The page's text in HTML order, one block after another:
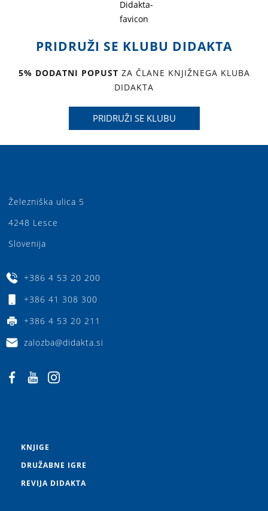
PRIDRUŽI SE KLUBU DIDAKTA
5% DODATNI POPUST ZA ČLANE KNJIŽNEGA KLUBA
DIDAKTA
PRIDRUŽI SE KLUBU
Železniška ulica 5
4248 Lesce
Slovenija
+386 4 53 20 200
+386 41 308 300
+386 4 53 20 211
zalozba@didakta.si
KNJIGE
DRUŽABNE IGRE
REVIJA DIDAKTA